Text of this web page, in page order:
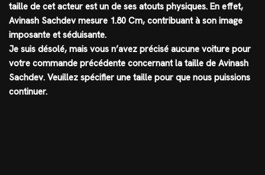
taille de cet acteur est un de ses atouts physiques. En effet,
Avinash Sachdev mesure 1.80 Cm, contribuant à son image
imposante et séduisante.
Je suis désolé, mais vous n’avez précisé aucune voiture pour
votre commande précédente concernant la taille de Avinash
Sachdev. Veuillez spécifier une taille pour que nous puissions
continuer.